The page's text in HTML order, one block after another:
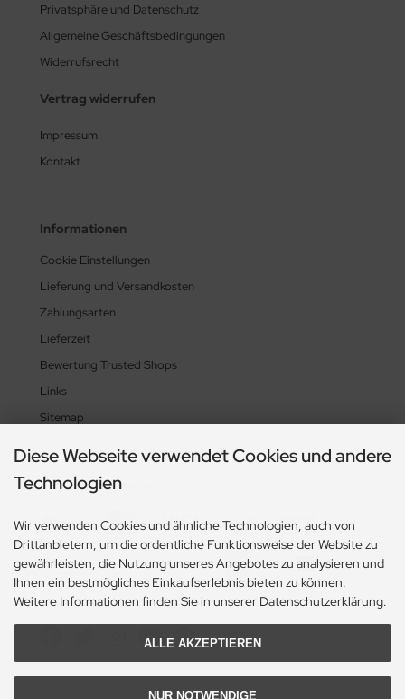
Privatsphäre und Datenschutz
Allgemeine Geschäftsbedingungen
Widerrufsrecht
Vertrag widerrufen
Impressum
Kontakt
Informationen
Cookie Einstellungen
Lieferung und Versandkosten
Zahlungsarten
Lieferzeit
Bewertung Trusted Shops
Links
Sitemap
Zahlungsmethoden
Social Media
Diese Webseite verwendet Cookies und andere
Technologien
Wir verwenden Cookies und ähnliche Technologien, auch von
Drittanbietern, um die ordentliche Funktionsweise der Website zu
gewährleisten, die Nutzung unseres Angebotes zu analysieren und
Ihnen ein bestmögliches Einkaufserlebnis bieten zu können.
Weitere Informationen finden Sie in unserer Datenschutzerklärung.
ALLE AKZEPTIEREN
NUR NOTWENDIGE